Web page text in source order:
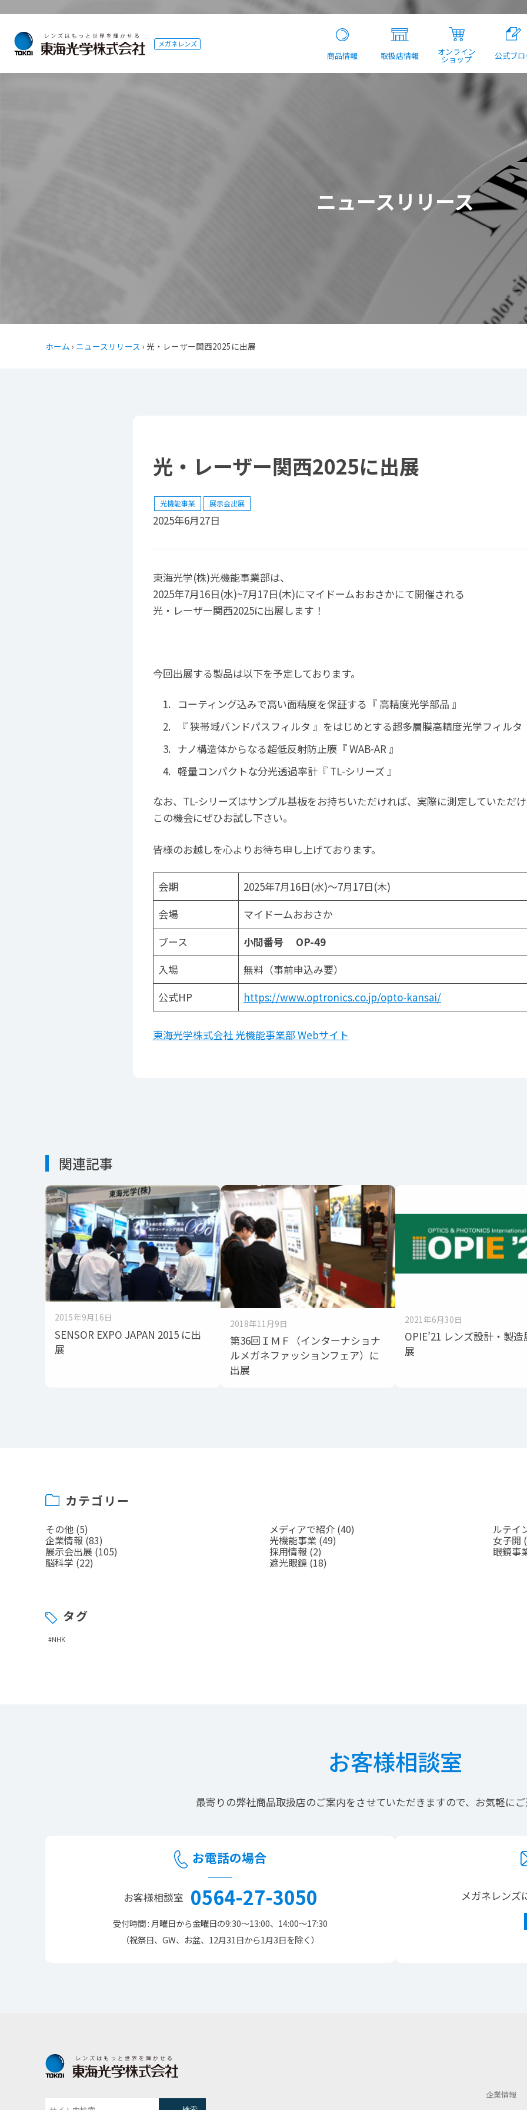
メガネレンズ
商品情報 取扱店情報 オンライン
ショップ 公式ブ
ニュースリリース
ホーム › ニュースリリース › 光・レーザー関西2025に出展
光・レーザー関西2025に出展
光機能事業 展示会出展
2025年6月27日
東海光学(株)光機能事業部は、
2025年7月16日(水)~7月17日(木)にマイドームおおさかにて開催される
光・レーザー関西2025に出展します！
今回出展する製品は以下を予定しております。
コーティング込みで高い面精度を保証する『 高精度光学部品 』
『 狭帯域バンドパスフィルタ 』をはじめとする超多層膜高精度光学フィルタ
ナノ構造体からなる超低反射防止膜『 WAB-AR 』
軽量コンパクトな分光透過率計『 TL-シリーズ 』
なお、TL-シリーズはサンプル基板をお持ちいただければ、実際に測定していただ
この機会にぜひお試し下さい。
皆様のお越しを心よりお待ち申し上げております。
会期
2025年7月16日(水)～7月17日(木)
会場
マイドームおおさか
ブース
小間番号 OP-49
入場
無料（事前申込み要）
公式HP
https://www.optronics.co.jp/opto-kansai/
東海光学株式会社 光機能事業部 Webサイト
関連記事
2015年9月16日
SENSOR EXPO JAPAN 2015 に出
展
2018年11月9日
第36回ＩＭＦ（インターナショナ
ルメガネファッションフェア）に
出展
2021年6月30日
OPIE’21 レンズ設計・製
展
カテゴリー
その他 (5) メディアで紹介(40) ルテイ
企業情報 (83) 光機能事業 (49) 女子開
展示会出展 (105) 採用情報 (2) 眼鏡事
脳科学 (22) 遮光眼鏡 (18)
タグ
#NHK
お客様相談室
最寄りの弊社商品取扱店のご案内をさせていただきますので、 お気軽に
お電話の場合
お客様相談室 0564-27-3050
受付時間 : 月曜日から金曜日の9:30～13:00、14:00～17:30
（祝祭日、GW、お盆、12月31日から1月3日を除く）
メガネレンズ
企業情報